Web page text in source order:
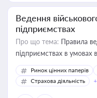
Ведення
підприємствах
Про що тема: Правила
підприємствах в умовах
Ринок цінних паперів
Страхова діяльність